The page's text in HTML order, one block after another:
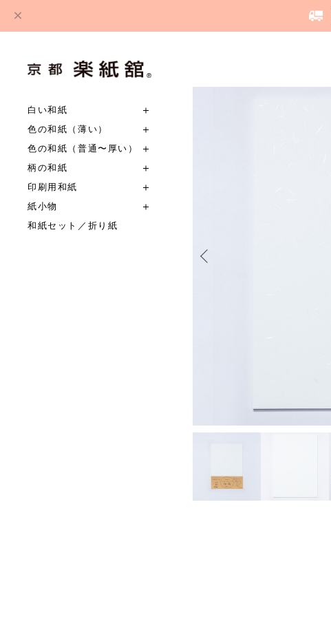
白い和紙
色の和紙（薄い）
色の和紙（普通〜厚い）
柄の和紙
印刷用和紙
紙小物
和紙セット／折り紙